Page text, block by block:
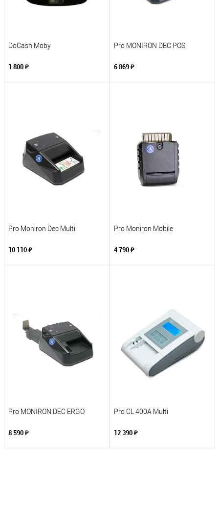
DoCash Moby
1 800 ₽
Pro MONIRON DEC POS
6 869 ₽
Pro Moniron Dec Multi
10 110 ₽
Pro Moniron Mobile
4 790 ₽
Pro MONIRON DEC ERGO
8 590 ₽
Pro CL 400A Multi
12 390 ₽